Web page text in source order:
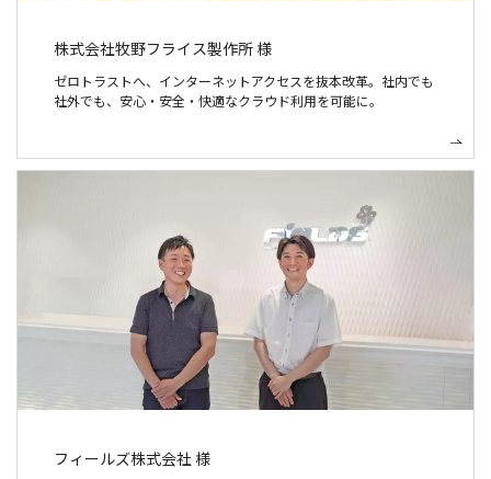
株式会社牧野フライス製作所 様
ゼロトラストへ、インターネットアクセスを抜本改革。社内でも
社外でも、安心・安全・快適なクラウド利用を可能に。
フィールズ株式会社 様